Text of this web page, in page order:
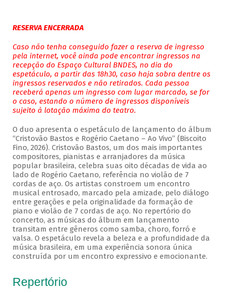
RESERVA ENCERRADA
Caso não tenha conseguido fazer a reserva de ingresso
pela internet, você ainda pode encontrar ingressos na
recepção do Espaço Cultural BNDES, no dia do
espetáculo, a partir das 18h30, caso haja sobra dentre os
ingressos reservados e não retirados. Cada pessoa
receberá apenas um ingresso com lugar marcado, se for
o caso, estando o número de ingressos disponíveis
sujeito à lotação máxima do teatro.
O duo apresenta o espetáculo de lançamento do álbum
“Cristovão Bastos e Rogério Caetano – Ao Vivo” (Biscoito
Fino, 2026). Cristovão Bastos, um dos mais importantes
compositores, pianistas e arranjadores da música
popular brasileira, celebra suas oito décadas de vida ao
lado de Rogério Caetano, referência no violão de 7
cordas de aço. Os artistas constroem um encontro
musical entrosado, marcado pela amizade, pelo diálogo
entre gerações e pela originalidade da formação de
piano e violão de 7 cordas de aço. No repertório do
concerto, as músicas do álbum em lançamento
transitam entre gêneros como samba, choro, forró e
valsa. O espetáculo revela a beleza e a profundidade da
música brasileira, em uma experiência sonora única
construída por um encontro expressivo e emocionante.
Repertório